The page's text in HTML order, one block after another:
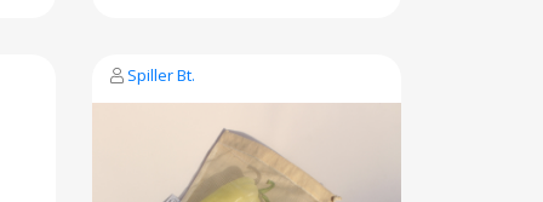
Spiller Bt.